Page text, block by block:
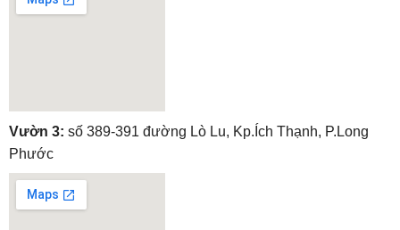
embedgooglemap.net
Vườn 3: số 389-391 đường Lò Lu, Kp.Ích Thạnh, P.Long
Phước